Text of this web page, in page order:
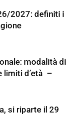
2027: definiti i
modalità di
limiti d’età –
si riparte il 29